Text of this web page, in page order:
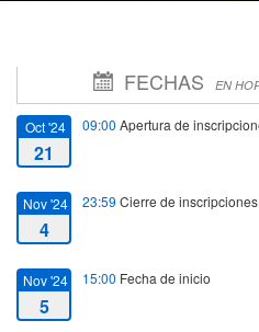
FECHAS EN
Oct '24
21
09:00 Apertura de
Nov '24
4
23:59 Cierre de inscripciones
Nov '24
5
15:00 Fecha de inicio